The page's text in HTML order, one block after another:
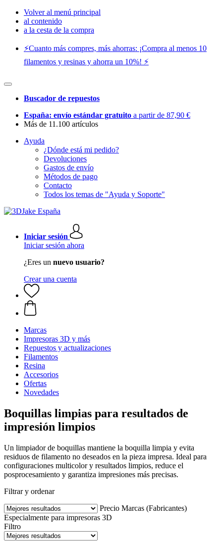
Volver al menú principal
al contenido
a la cesta de la compra
⚡️Cuanto más compres, más ahorras: ¡Compra al menos 10
filamentos y resinas y ahorra un 10%! ⚡️
Buscador de repuestos
España: envío estándar gratuito a partir de 87,90 €
Más de 11.100 artículos
Ayuda
¿Dónde está mi pedido?
Devoluciones
Gastos de envío
Métodos de pago
Contacto
Todos los temas de "Ayuda y Soporte"
Iniciar sesión
Iniciar sesión ahora
¿Eres un nuevo usuario?
Crear una cuenta
Marcas
Impresoras 3D y más
Repuestos y actualizaciones
Filamentos
Resina
Accesorios
Ofertas
Novedades
Boquillas limpias para resultados de
impresión limpios
Un limpiador de boquillas mantiene la boquilla limpia y evita
residuos de filamento no deseados en la pieza impresa. Ideal para
configuraciones multicolor y resultados limpios, reduce el
posprocesamiento y garantiza impresiones más precisas.
Filtrar y ordenar
Precio Marcas (Fabricantes)
Especialmente para impresoras 3D
Filtro